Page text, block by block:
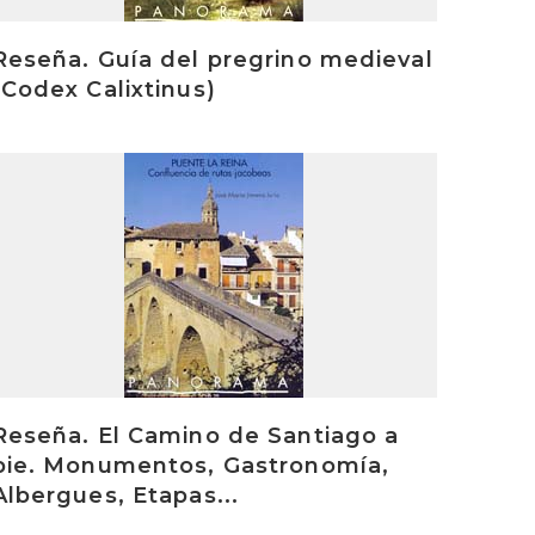
Guía del pregrino medieval
Calixtinus)
El Camino de Santiago a
Monumentos, Gastronomía,
Etapas...